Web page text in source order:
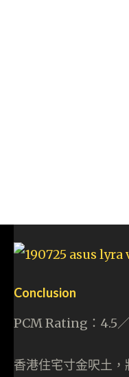
Conclusion
PCM Rating：4.5
香港住宅寸金呎土